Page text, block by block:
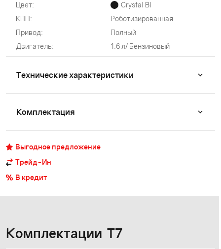
Цвет:
Crystal Bl
КПП:
Роботизированная
Привод:
Полный
Двигатель:
1.6 л/ Бензиновый
Технические характеристики
Комплектация
Выгодное предложение
Трейд-Ин
В кредит
Комплектации T7